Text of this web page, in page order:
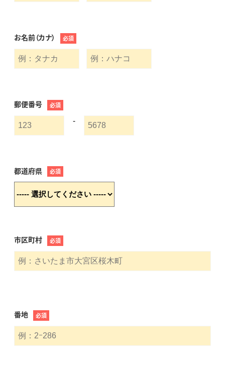
お名前（カナ） 必須
郵便番号 必須
-
都道府県 必須
市区町村 必須
番地 必須